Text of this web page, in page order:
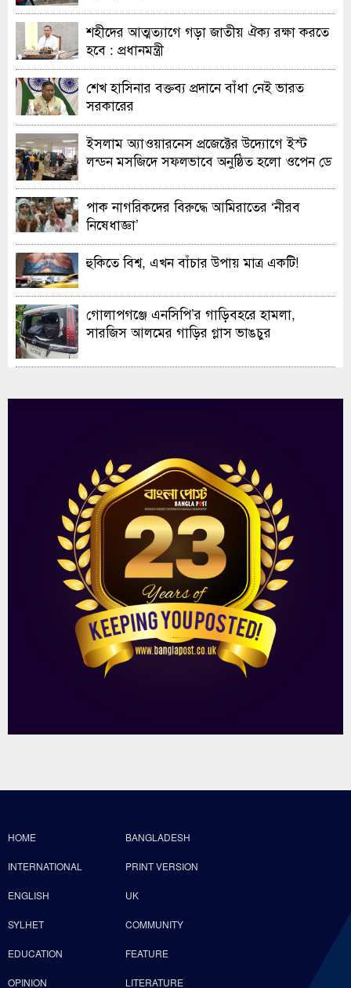
শহীদের আত্মত্যাগে গড়া জাতীয় ঐক্য রক্ষা করতে
হবে : প্রধানমন্ত্রী
শেখ হাসিনার বক্তব্য প্রদানে বাঁধা নেই ভারত
সরকারের
ইসলাম অ্যাওয়ারনেস প্রজেক্টের উদ্যোগে ইস্ট
লন্ডন মসজিদে সফলভাবে অনুষ্ঠিত হলো ওপেন ডে
পাক নাগরিকদের বিরুদ্ধে আমিরাতের ‘নীরব
নিষেধাজ্ঞা’
হুকিতে বিশ্ব, এখন বাঁচার উপায় মাত্র একটি!
গোলাপগঞ্জে এনসিপি’র গাড়িবহরে হামলা,
সারজিস আলমের গাড়ির গ্লাস ভাঙচুর
HOME BANGLADESH
INTERNATIONAL PRINT VERSION
ENGLISH UK
SYLHET COMMUNITY
EDUCATION FEATURE
OPINION LITERATURE